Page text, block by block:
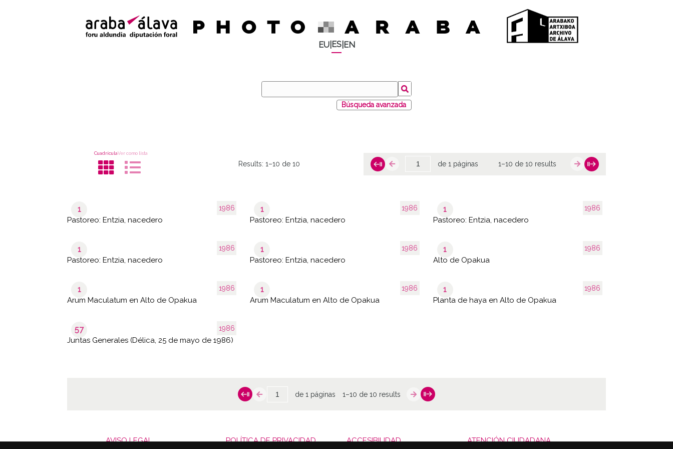
EU| ES| EN
Búsqueda avanzada
CuadrículaVer como lista
Results:1–10 de 10 de 1 páginas 1–10 de 10 results
1986
1
Pastoreo: Entzia, nacedero
1986
1
Pastoreo: Entzia, nacedero
1986
1
Pastoreo: Entzia, nacedero
1986
1
Pastoreo: Entzia, nacedero
1986
1
Pastoreo: Entzia, nacedero
1986
1
Alto de Opakua
1986
1
Arum Maculatum en Alto de Opakua
1986
1
Arum Maculatum en Alto de Opakua
1986
1
Planta de haya en Alto de Opakua
1986
57
Juntas Generales (Délica, 25 de mayo de 1986)
de 1 páginas 1–10 de 10 results
AVISO LEGAL POLÍTICA DE PRIVACIDAD ACCESIBILIDAD ATENCIÓN CIUDADANA